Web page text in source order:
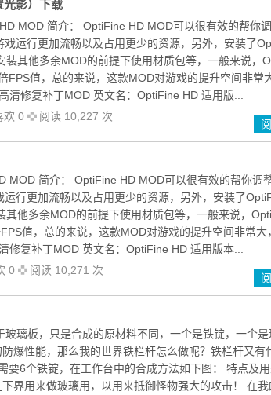
光影）下载
MOD 简介： OptiFine HD MOD可以很有效的帮你
运行更加流畅以及占用更少的资源，另外，安装了
装其他多余MOD的前提下使用材质包等，一般来说，
FPS值，总的来说，这款MOD对游戏的提升空间非常
清修复补丁MOD 英文名：OptiFine HD 适用版...
欢 0 阅读 10,227 次
MOD 简介： OptiFine HD MOD可以很有效的帮你调
行更加流畅以及占用更少的资源，另外，安装了
其他多余MOD的前提下使用材质包等，一般来说，
值，总的来说，这款MOD对游戏的提升空间非常大
修复补丁MOD 英文名：OptiFine HD 适用版本...
0 阅读 10,271 次
璃板，只是合成的原材料不同，一个是铁锭，一个是
爆性能，那么我的世界铁栏杆怎么做呢？铁栏杆又有
要6个铁锭，在工作台中的合成方法如下图： 特点及
界用来做玻璃用，以用来抵御怪物强大的攻击！ 在